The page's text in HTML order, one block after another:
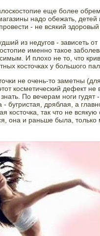
еще более
надо обежать, детей
- не всякий
из недугов - зависеть от
именно такое
И плохо не то, что
косточках у большого
не очень-то заметны
косметический дефект
По вечерам ноги гудят
бугристая, дряблая, а
косточка, так что не
она и раньше была, только